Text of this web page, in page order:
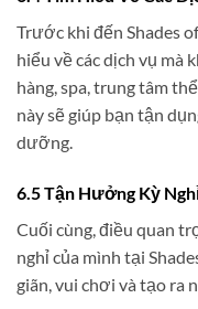
Trước khi đến Shades
hiểu về các dịch vụ mà
hàng, spa, trung tâm
này sẽ giúp bạn tận
dưỡng.
6.5 Tận Hưởng Kỳ
Cuối cùng, điều quan
nghỉ của mình tại
giãn, vui chơi và tạo ra